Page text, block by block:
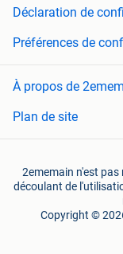
Déclaration de
Préférences de
À propos de
Plan de site
2ememain n'est
découlant de
Copyright ©